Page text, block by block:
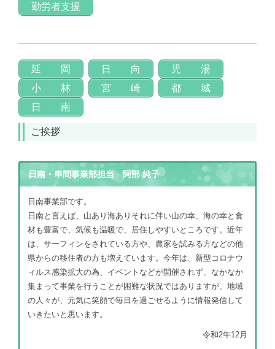
勤労者支援
延 岡 日 向
児 湯
小 林
宮 崎
都 城
日 南
ご挨拶
日南・串間事業部担当 阿部 純子
日南事業部です。
日南と言えば、山あり海ありそれに伴い山の幸、海の幸と食
材も豊富で、気候も温暖で、居住しやすいところです。近年
は、サーフィンをされている方や、農家を試みる方などの他
県からの移住者の方も増えています。今年は、新型コロナウ
ィルス感染拡大の為、イベントなどが開催されず、なかなか
集まって事業を行うことが困難な状況ではありますが、地域
の人々が、元気に笑顔で毎日を過ごせるように情報発信して
いきたいと思います。
令和2年12月